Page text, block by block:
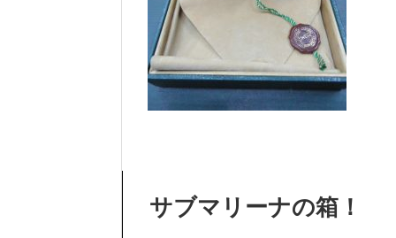
サブマリーナの箱！